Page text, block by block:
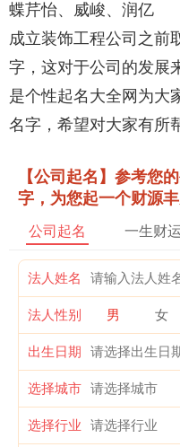
蝶芹怡、威峻、润亿
成立装饰工程公司之前
字，这对于公司的发展
是个性起名大全网为大
名字，希望对大家有所
【公司起名】参考您
字，为您起一个财源
公司起名 一生财运
法人姓名
法人性别 男 女
出生日期
选择城市
选择行业